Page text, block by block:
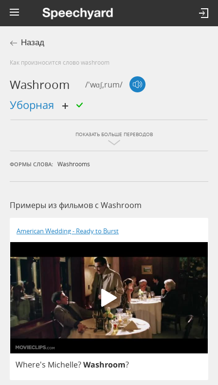
Назад
Как произносится слово washroom
Washroom /'wɑʃ,rum/
уборная
ПОКАЗАТЬ БОЛЬШЕ ПЕРЕВОДОВ
ФОРМЫ СЛОВА: Washrooms
Примеры из фильмов c Washroom
American Wedding - Ready to Burst
Where's Michelle?Washroom?